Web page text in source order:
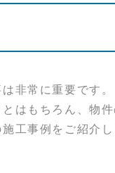
非常に重要です。
はもちろん、物
工事例をご紹介し